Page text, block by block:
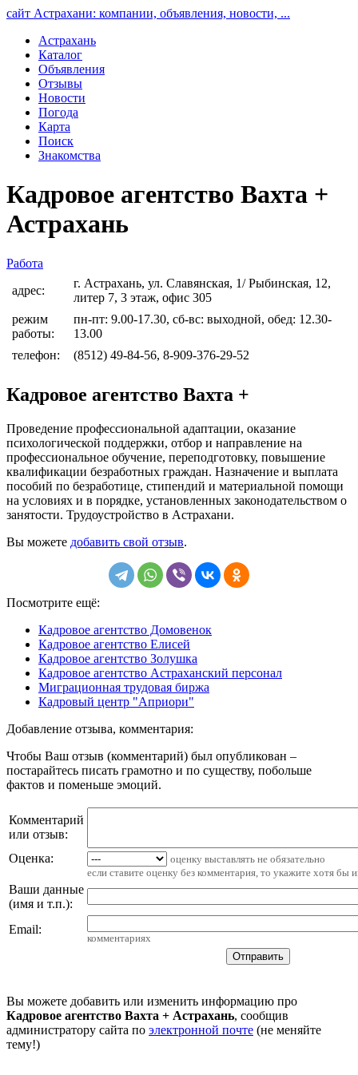
сайт Астрахани: компании, объявления, новости, ...
Астрахань
Каталог
Объявления
Отзывы
Новости
Погода
Карта
Поиск
Знакомства
Кадровое агентство Вахта +
Астрахань
Работа
адрес:
г. Астрахань, ул. Славянская, 1/ Рыбинская, 12,
литер 7, 3 этаж, офис 305
режим
работы:
пн-пт: 9.00-17.30, сб-вс: выходной, обед: 12.30-
13.00
телефон:
(8512) 49-84-56, 8-909-376-29-52
Кадровое агентство Вахта +
Проведение профессиональной адаптации, оказание
психологической поддержки, отбор и направление на
профессиональное обучение, переподготовку, повышение
квалификации безработных граждан. Назначение и выплата
пособий по безработице, стипендий и материальной помощи
на условиях и в порядке, установленных законодательством о
занятости. Трудоустройство в Астрахани.
Вы можете добавить свой отзыв.
Посмотрите ещё:
Кадровое агентство Домовенок
Кадровое агентство Елисей
Кадровое агентство Золушка
Кадровое агентство Астраханский персонал
Миграционная трудовая биржа
Кадровый центр "Априори"
Добавление отзыва, комментария:
Чтобы Ваш отзыв (комментарий) был опубликован –
постарайтесь писать грамотно и по существу, побольше
фактов и поменьше эмоций.
Комментарий
или отзыв:
Оценка:
оценку выставлять не обязательно
если ставите оценку без комментария, то укажите хотя бы
Ваши данные
(имя и т.п.):
Email:
комментариях
Вы можете добавить или изменить информацию про
Кадровое агентство Вахта + Астрахань, сообщив
администратору сайта по электронной почте (не меняйте
тему!)